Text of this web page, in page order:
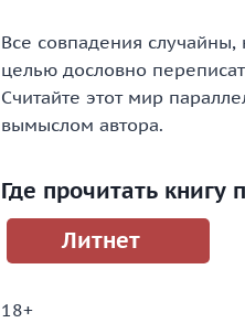
Все совпадения
целью дословно
Считайте этот мир
вымыслом автора.
Где прочитать книгу
Литнет
18+